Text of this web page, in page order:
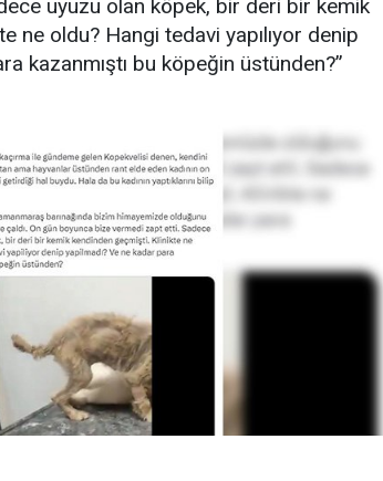
uyuzu olan köpek, bir deri bir kemik
ne oldu? Hangi tedavi yapılıyor denip
kazanmıştı bu köpeğin üstünden?”